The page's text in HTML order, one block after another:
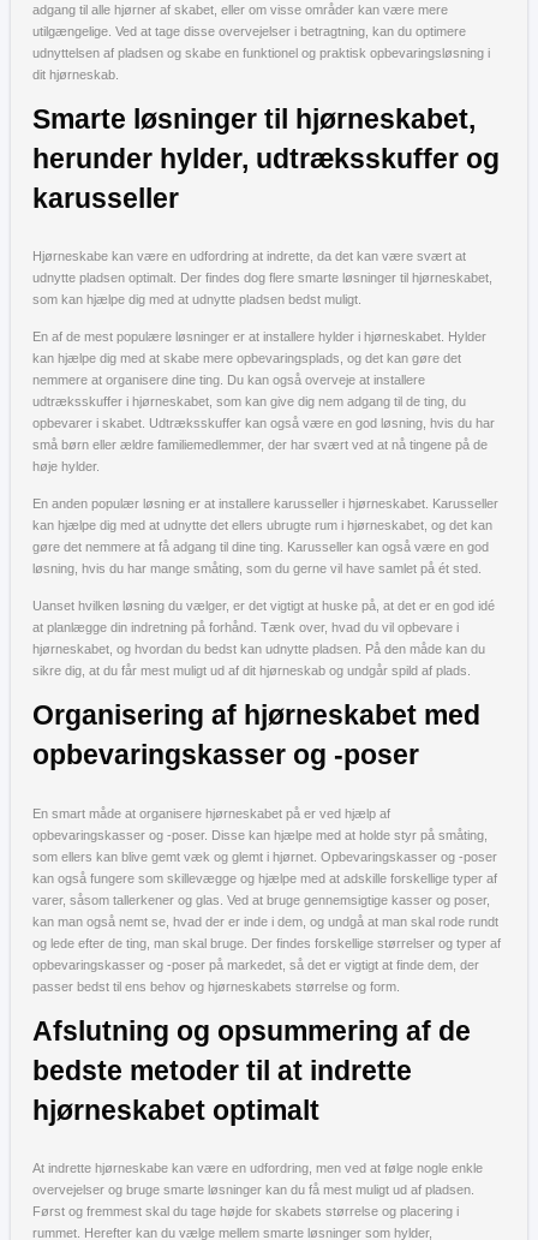
adgang til alle hjørner af skabet, eller om visse områder kan være mere
utilgængelige. Ved at tage disse overvejelser i betragtning, kan du optimere
udnyttelsen af pladsen og skabe en funktionel og praktisk opbevaringsløsning i
dit hjørneskab.
Smarte løsninger til hjørneskabet,
herunder hylder, udtræksskuffer og
karusseller
Hjørneskabe kan være en udfordring at indrette, da det kan være svært at
udnytte pladsen optimalt. Der findes dog flere smarte løsninger til hjørneskabet,
som kan hjælpe dig med at udnytte pladsen bedst muligt.
En af de mest populære løsninger er at installere hylder i hjørneskabet. Hylder
kan hjælpe dig med at skabe mere opbevaringsplads, og det kan gøre det
nemmere at organisere dine ting. Du kan også overveje at installere
udtræksskuffer i hjørneskabet, som kan give dig nem adgang til de ting, du
opbevarer i skabet. Udtræksskuffer kan også være en god løsning, hvis du har
små børn eller ældre familiemedlemmer, der har svært ved at nå tingene på de
høje hylder.
En anden populær løsning er at installere karusseller i hjørneskabet. Karusseller
kan hjælpe dig med at udnytte det ellers ubrugte rum i hjørneskabet, og det kan
gøre det nemmere at få adgang til dine ting. Karusseller kan også være en god
løsning, hvis du har mange småting, som du gerne vil have samlet på ét sted.
Uanset hvilken løsning du vælger, er det vigtigt at huske på, at det er en god idé
at planlægge din indretning på forhånd. Tænk over, hvad du vil opbevare i
hjørneskabet, og hvordan du bedst kan udnytte pladsen. På den måde kan du
sikre dig, at du får mest muligt ud af dit hjørneskab og undgår spild af plads.
Organisering af hjørneskabet med
opbevaringskasser og -poser
En smart måde at organisere hjørneskabet på er ved hjælp af
opbevaringskasser og -poser. Disse kan hjælpe med at holde styr på småting,
som ellers kan blive gemt væk og glemt i hjørnet. Opbevaringskasser og -poser
kan også fungere som skillevægge og hjælpe med at adskille forskellige typer af
varer, såsom tallerkener og glas. Ved at bruge gennemsigtige kasser og poser,
kan man også nemt se, hvad der er inde i dem, og undgå at man skal rode rundt
og lede efter de ting, man skal bruge. Der findes forskellige størrelser og typer af
opbevaringskasser og -poser på markedet, så det er vigtigt at finde dem, der
passer bedst til ens behov og hjørneskabets størrelse og form.
Afslutning og opsummering af de
bedste metoder til at indrette
hjørneskabet optimalt
At indrette hjørneskabe kan være en udfordring, men ved at følge nogle enkle
overvejelser og bruge smarte løsninger kan du få mest muligt ud af pladsen.
Først og fremmest skal du tage højde for skabets størrelse og placering i
rummet. Herefter kan du vælge mellem smarte løsninger som hylder,